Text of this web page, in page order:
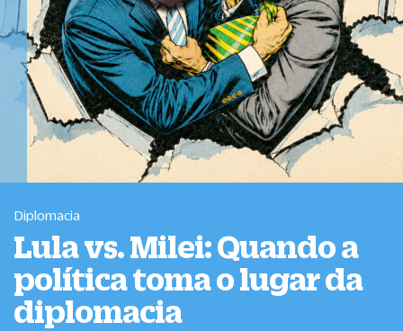
Diplomacia
Lula vs. Milei: Quando a
política toma o lugar da
diplomacia